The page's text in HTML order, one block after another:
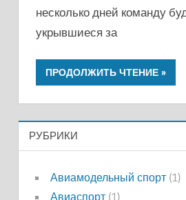
несколько дней команду
укрывшиеся за
ПРОДОЛЖИТЬ ЧТЕНИЕ
РУБРИКИ
Авиамодельный спорт(1)
Авиаспорт(1)